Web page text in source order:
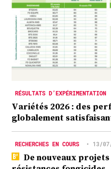
RÉSULTATS D’EXPÉRIMENTATION
Variétés 2026 : des
globalement
RECHERCHES EN COURS • 13/
De nouveaux